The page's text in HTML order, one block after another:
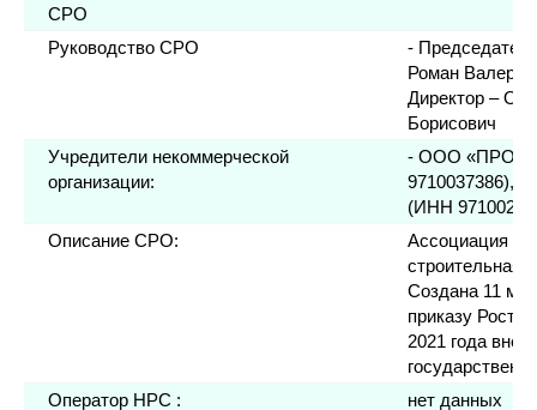
СРО
Руководство СРО
-
Роман
Директор –
Борисович
Учредители некоммерческой
организации:
- ООО
9710037386),
(ИНН
Описание СРО:
Ассоциация
строительная
Создана 11
приказу
2021 года
Оператор НРС :
нет данных